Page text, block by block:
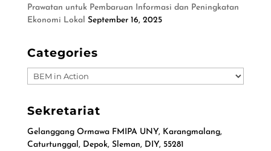
Prawatan untuk Pembaruan Informasi dan Peningkatan
Ekonomi Lokal September 16, 2025
Categories
Categories
Sekretariat
Gelanggang Ormawa FMIPA UNY, Karangmalang,
Caturtunggal, Depok, Sleman, DIY, 55281